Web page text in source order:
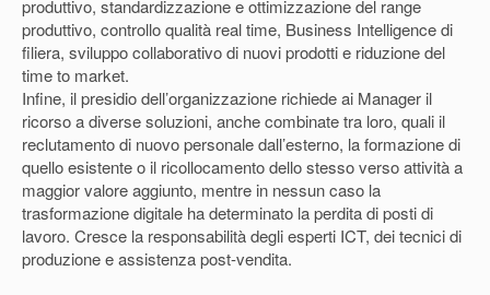
produttivo, standardizzazione e ottimizzazione del range
produttivo, controllo qualità real time, Business Intelligence di
filiera, sviluppo collaborativo di nuovi prodotti e riduzione del
time to market.
Infine, il presidio dell’organizzazione richiede ai Manager il
ricorso a diverse soluzioni, anche combinate tra loro, quali il
reclutamento di nuovo personale dall’esterno, la formazione di
quello esistente o il ricollocamento dello stesso verso attività a
maggior valore aggiunto, mentre in nessun caso la
trasformazione digitale ha determinato la perdita di posti di
lavoro. Cresce la responsabilità degli esperti ICT, dei tecnici di
produzione e assistenza post-vendita.